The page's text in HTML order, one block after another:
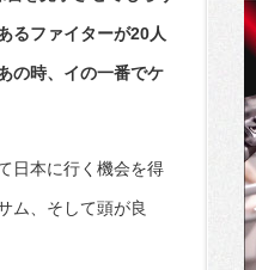
るファイターが20人
の時、イの一番でケ
日本に行く機会を得
ム、そして頭が良